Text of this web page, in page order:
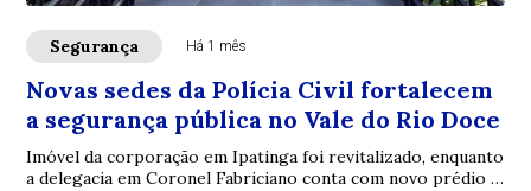
Segurança Há 1 mês
Novas sedes da Polícia Civil fortalecem
a segurança pública no Vale do Rio Doce
Imóvel da corporação em Ipatinga foi revitalizado, enquanto
a delegacia em Coronel Fabriciano conta com novo prédio e